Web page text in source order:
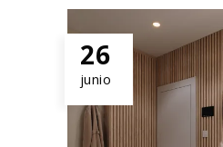
26
junio